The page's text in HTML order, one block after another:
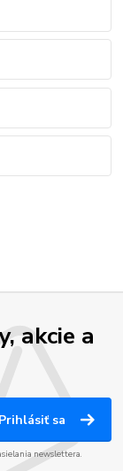
akcie a
Prihlásiť sa
newslettera.